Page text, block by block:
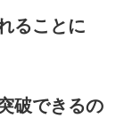
ることに
破できるの